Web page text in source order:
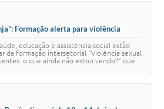
Formação alerta para violência
educação e assistência social estão
da formação intersetorial “Violência sexual
o que ainda não estou vendo?” que